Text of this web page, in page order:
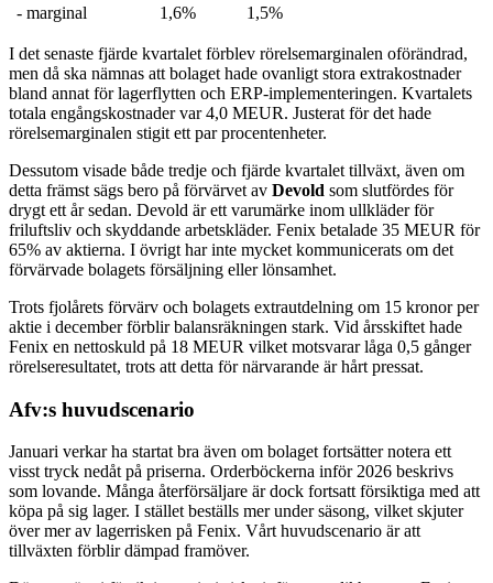
- marginal
1,6% 1,5%
I det senaste fjärde kvartalet förblev rörelsemarginalen oförändrad,
men då ska nämnas att bolaget hade ovanligt stora extrakostnader
bland annat för lagerflytten och ERP-implementeringen. Kvartalets
totala engångskostnader var 4,0 MEUR. Justerat för det hade
rörelsemarginalen stigit ett par procentenheter.
Dessutom visade både tredje och fjärde kvartalet tillväxt, även om
detta främst sägs bero på förvärvet av Devold som slutfördes för
drygt ett år sedan. Devold är ett varumärke inom ullkläder för
friluftsliv och skyddande arbetskläder. Fenix betalade 35 MEUR för
65% av aktierna. I övrigt har inte mycket kommunicerats om det
förvärvade bolagets försäljning eller lönsamhet.
Trots fjolårets förvärv och bolagets extrautdelning om 15 kronor per
aktie i december förblir balansräkningen stark. Vid årsskiftet hade
Fenix en nettoskuld på 18 MEUR vilket motsvarar låga 0,5 gånger
rörelseresultatet, trots att detta för närvarande är hårt pressat.
Afv:s huvudscenario
Januari verkar ha startat bra även om bolaget fortsätter notera ett
visst tryck nedåt på priserna. Orderböckerna inför 2026 beskrivs
som lovande. Många återförsäljare är dock fortsatt försiktiga med att
köpa på sig lager. I stället beställs mer under säsong, vilket skjuter
över mer av lagerrisken på Fenix. Vårt huvudscenario är att
tillväxten förblir dämpad framöver.